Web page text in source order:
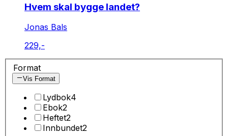
Hvem skal bygge landet?
Jonas Bals
229,-
Format
Vis Format
Lydbok4
Ebok2
Heftet2
Innbundet2